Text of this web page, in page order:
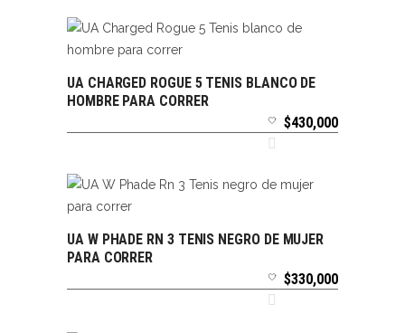
SELECCIONAR OPCIONES
UA CHARGED ROGUE 5 TENIS BLANCO DE
HOMBRE PARA CORRER
$430,000
SELECCIONAR OPCIONES
UA W PHADE RN 3 TENIS NEGRO DE MUJER
PARA CORRER
$330,000